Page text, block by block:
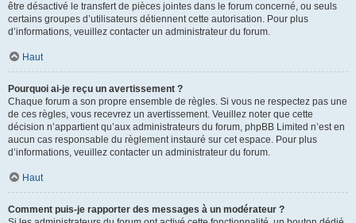
être désactivé le transfert de pièces jointes dans le forum concerné, ou seuls
certains groupes d’utilisateurs détiennent cette autorisation. Pour plus
d’informations, veuillez contacter un administrateur du forum.
Haut
Pourquoi ai-je reçu un avertissement ?
Chaque forum a son propre ensemble de règles. Si vous ne respectez pas une
de ces règles, vous recevrez un avertissement. Veuillez noter que cette
décision n’appartient qu’aux administrateurs du forum, phpBB Limited n’est en
aucun cas responsable du règlement instauré sur cet espace. Pour plus
d’informations, veuillez contacter un administrateur du forum.
Haut
Comment puis-je rapporter des messages à un modérateur ?